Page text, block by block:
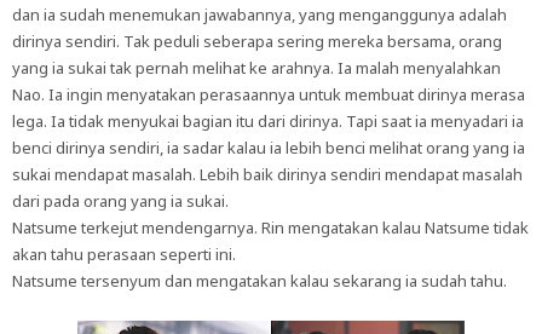
dan ia sudah menemukan jawabannya, yang menganggunya adalah
dirinya sendiri. Tak peduli seberapa sering mereka bersama, orang
yang ia sukai tak pernah melihat ke arahnya. Ia malah menyalahkan
Nao. Ia ingin menyatakan perasaannya untuk membuat dirinya merasa
lega. Ia tidak menyukai bagian itu dari dirinya. Tapi saat ia menyadari ia
benci dirinya sendiri, ia sadar kalau ia lebih benci melihat orang yang ia
sukai mendapat masalah. Lebih baik dirinya sendiri mendapat masalah
dari pada orang yang ia sukai.
Natsume terkejut mendengarnya. Rin mengatakan kalau Natsume tidak
akan tahu perasaan seperti ini.
Natsume tersenyum dan mengatakan kalau sekarang ia sudah tahu.